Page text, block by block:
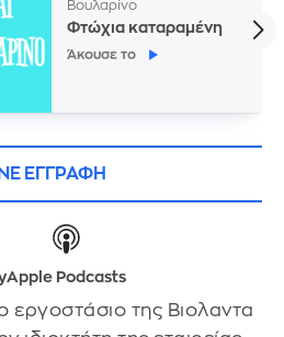
Βουλαρίνο
Φτώχια καταραμένη
Άκουσε το
ΕΓΓΡΑΦΗ
Apple Podcasts
εργοστάσιο της Βιολαντα